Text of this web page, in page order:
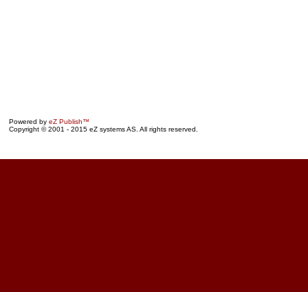
Powered by eZ Publish™
Copyright © 2001 - 2015 eZ systems AS. All rights reserved.